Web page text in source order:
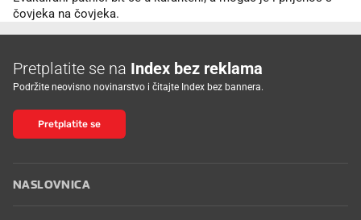
čovjeka na čovjeka.
Pretplatite se na Index bez reklama
Podržite neovisno novinarstvo i čitajte Index bez bannera.
Pretplatite se
NASLOVNICA